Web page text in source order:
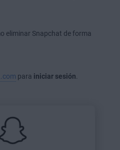
eliminar Snapchat de forma
para iniciar sesión